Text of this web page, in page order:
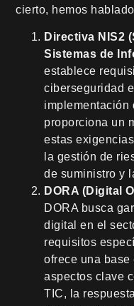
cierto, hemos
Directiva NIS2
Sistemas de
establece
ciberseguridad
implementación
proporciona un
estas
la gestión de
de suministro y
DORA (Digital
DORA busca
digital en el
requisitos
ofrece una base
aspectos clave
TIC, la